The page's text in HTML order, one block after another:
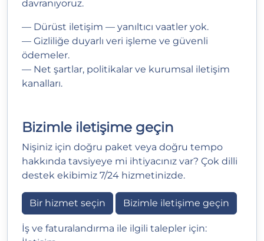
davranıyoruz.
— Dürüst iletişim — yanıltıcı vaatler yok.
— Gizliliğe duyarlı veri işleme ve güvenli
ödemeler.
— Net şartlar, politikalar ve kurumsal iletişim
kanalları.
Bizimle iletişime geçin
Nişiniz için doğru paket veya doğru tempo
hakkında tavsiyeye mi ihtiyacınız var? Çok dilli
destek ekibimiz 7/24 hizmetinizde.
Bir hizmet seçin Bizimle iletişime geçin
İş ve faturalandırma ile ilgili talepler için: